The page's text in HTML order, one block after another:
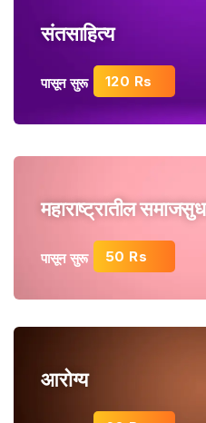
संतसाहित्य
पासून सुरू 120 Rs
महाराष्ट्रातील
पासून सुरू 50 Rs
आरोग्य